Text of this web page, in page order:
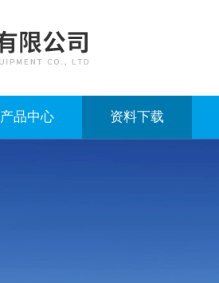
产品中心 资料下载